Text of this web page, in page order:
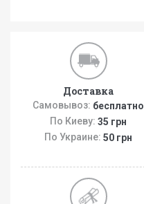
Доставка
Самовывоз: бесплатно
По Киеву: 35 грн
По Украине: 50 грн